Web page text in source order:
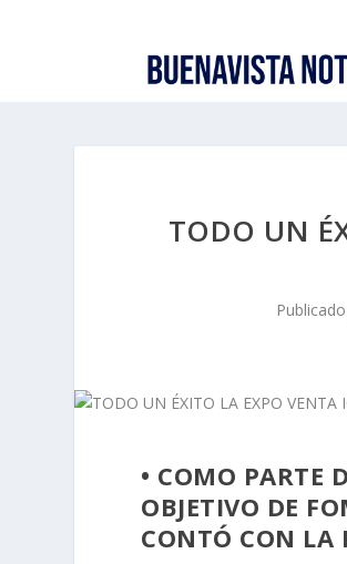
TODO UN
• COMO PARTE
OBJETIVO DE
CONTÓ CON LA